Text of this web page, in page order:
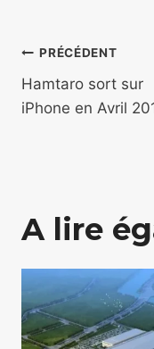
de
PRÉCÉDENT
Hamtaro sort sur
iPhone en Avril
A lire